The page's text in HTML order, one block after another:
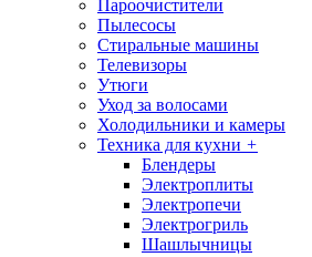
Пароочистители
Пылесосы
Стиральные машины
Телевизоры
Утюги
Уход за волосами
Холодильники и камеры
Техника для кухни +
Блендеры
Электроплиты
Электропечи
Электрогриль
Шашлычницы